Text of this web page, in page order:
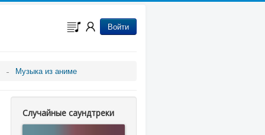
Войти
Музыка из аниме
Случайные саундтреки